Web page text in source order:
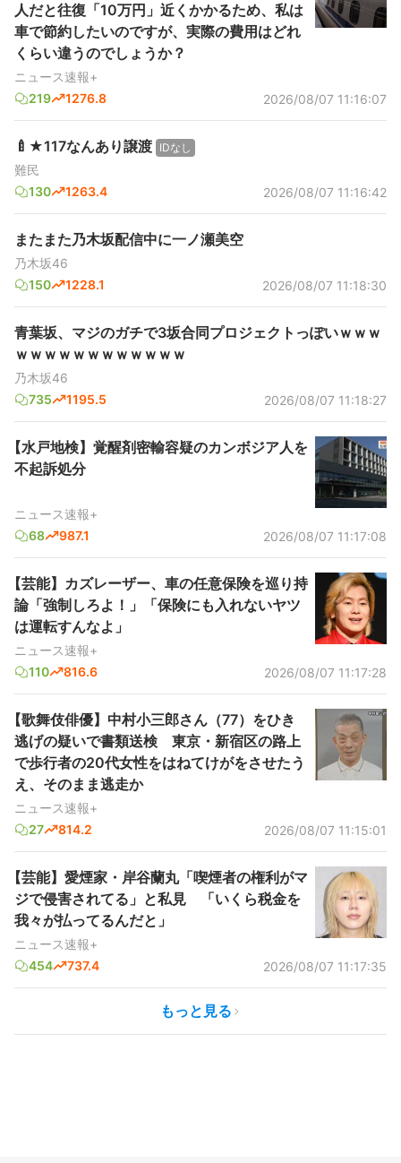
人だと往復「10万円」近くかかるため、私は
車で節約したいのですが、実際の費用はどれ
くらい違うのでしょうか？
ニュース速報+
219
1276.8 2026/08/07 11:16:07
🍼★117なんあり譲渡 IDなし
難民
130
1263.4 2026/08/07 11:16:42
またまた乃木坂配信中に一ノ瀬美空
乃木坂46
150
1228.1 2026/08/07 11:18:30
青葉坂、マジのガチで3坂合同プロジェクトっぽいｗｗｗ
ｗｗｗｗｗｗｗｗｗｗｗｗ
乃木坂46
735
1195.5 2026/08/07 11:18:27
【水戸地検】覚醒剤密輸容疑のカンボジア人を
不起訴処分
ニュース速報+
68
987.1 2026/08/07 11:17:08
【芸能】カズレーザー、車の任意保険を巡り持
論「強制しろよ！」「保険にも入れないヤツ
は運転すんなよ」
ニュース速報+
110
816.6 2026/08/07 11:17:28
【歌舞伎俳優】中村小三郎さん（77）をひき
逃げの疑いで書類送検 東京・新宿区の路上
で歩行者の20代女性をはねてけがをさせたう
え、そのまま逃走か
ニュース速報+
27
814.2 2026/08/07 11:15:01
【芸能】愛煙家・岸谷蘭丸「喫煙者の権利がマ
ジで侵害されてる」と私見 「いくら税金を
我々が払ってるんだと」
ニュース速報+
454
737.4 2026/08/07 11:17:35
もっと見る